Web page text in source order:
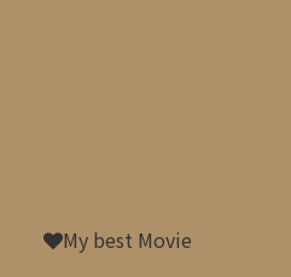
My best Movie